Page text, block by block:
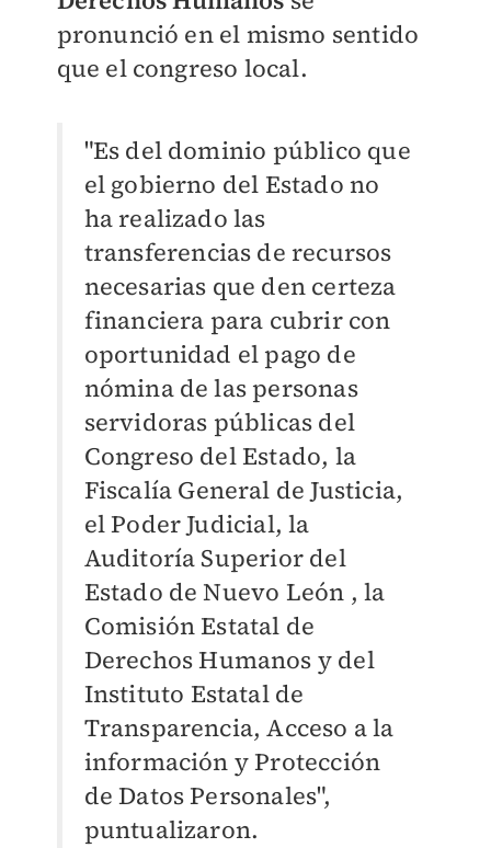
pronunció en el mismo sentido
que el congreso local.
"Es del dominio público que
el gobierno del Estado no
ha realizado las
transferencias de recursos
necesarias que den certeza
financiera para cubrir con
oportunidad el pago de
nómina de las personas
servidoras públicas del
Congreso del Estado, la
Fiscalía General de Justicia,
el Poder Judicial, la
Auditoría Superior del
Estado de Nuevo León , la
Comisión Estatal de
Derechos Humanos y del
Instituto Estatal de
Transparencia, Acceso a la
información y Protección
de Datos Personales",
puntualizaron.